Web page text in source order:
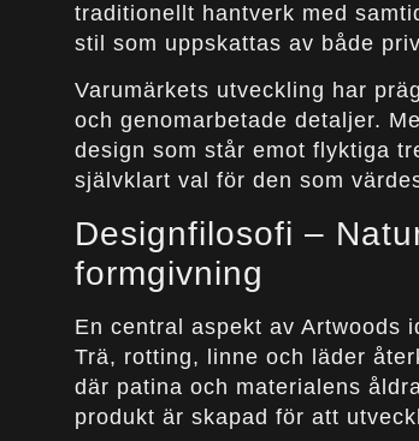
traditionellt hantverk med
stil som uppskattas av både
Varumärkets utveckling har
och genomarbetade detaljer.
design som står emot flyktiga
självklart val för den som
Designfilosofi –
formgivning
En central aspekt av Artwoods
Trä, rotting, linne och läder
där patina och materialens
produkt är skapad för att